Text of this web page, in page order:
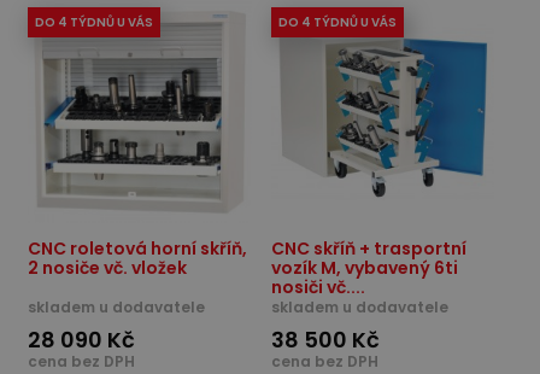
DO 4 TÝDNŮ U VÁS
CNC roletová horní skříň,
2 nosiče vč. vložek
skladem u dodavatele
28 090 Kč
cena bez DPH
DO 4 TÝDNŮ U VÁS
CNC skříň + trasportní
vozík M, vybavený 6ti
nosiči vč....
skladem u dodavatele
38 500 Kč
cena bez DPH